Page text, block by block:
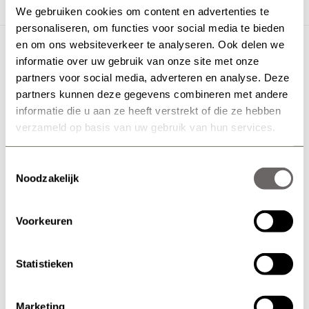
We gebruiken cookies om content en advertenties te
personaliseren, om functies voor social media te bieden
en om ons websiteverkeer te analyseren. Ook delen we
informatie over uw gebruik van onze site met onze
partners voor social media, adverteren en analyse. Deze
partners kunnen deze gegevens combineren met andere
informatie die u aan ze heeft verstrekt of die ze hebben
verzameld op basis van uw gebruik van hun services.
Noodzakelijk
Voorkeuren
Statistieken
Marketing
combinatie met de verschillende workshops en leuke
animaties zijn de musea voor iedere doelgroep en
voor elke leeftijd aantrekkelijk om te ervaren, te
ontdekken en te doen.
In De Museumfabriek of Rijksmuseum Twenthe
op maat worden samengesteld inclusief presentaties,
workshops, muziekoptredens en andere activiteiten zoals
• prijs op aanvraag
Meer informatie: info@rijksmuseumtwenthe.nl of